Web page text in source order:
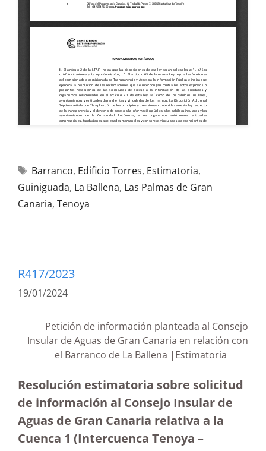
Barranco, Edificio Torres, Estimatoria,
Guiniguada, La Ballena, Las Palmas de Gran
Canaria, Tenoya
R417/2023
19/01/2024
Petición de información planteada al Consejo
Insular de Aguas de Gran Canaria en relación con
el Barranco de La Ballena |Estimatoria
Resolución estimatoria sobre solicitud
de información al Consejo Insular de
Aguas de Gran Canaria relativa a la
Cuenca 1 (Intercuenca Tenoya –